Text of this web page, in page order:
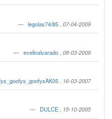
legolas74/85 07-04-2009
evelinalvarado 08-03-2009
16-03-2007
DULCE 15-10-2005